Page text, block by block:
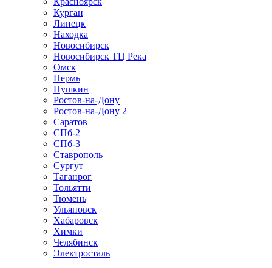
Курган
Липецк
Находка
Новосибирск
Новосибирск ТЦ Река
Омск
Пермь
Пушкин
Ростов-на-Дону
Ростов-на-Дону 2
Саратов
СПб-2
СПб-3
Ставрополь
Сургут
Таганрог
Тольятти
Тюмень
Ульяновск
Хабаровск
Химки
Челябинск
Электросталь